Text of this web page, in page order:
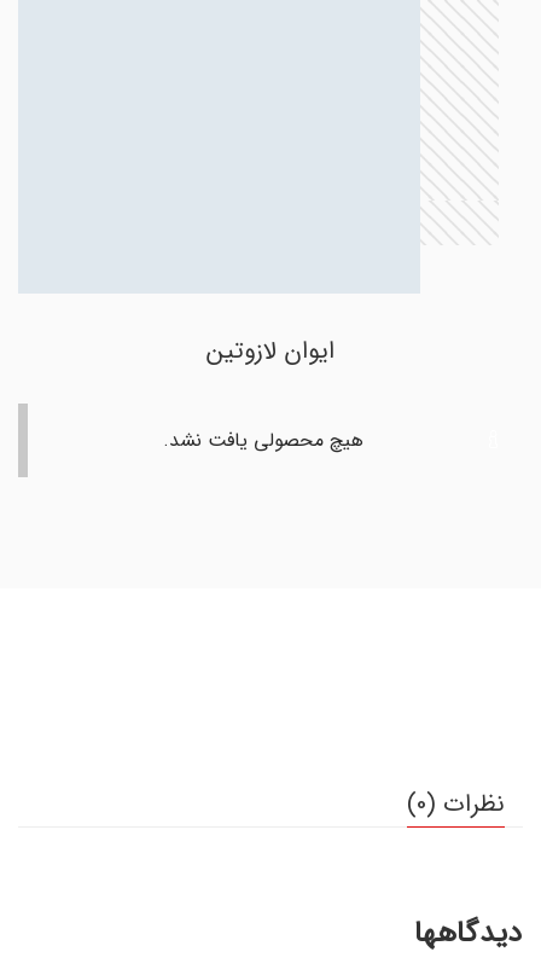
ایوان لازوتین
هیچ محصولی یافت نشد.
نظرات (0)
دیدگاهها